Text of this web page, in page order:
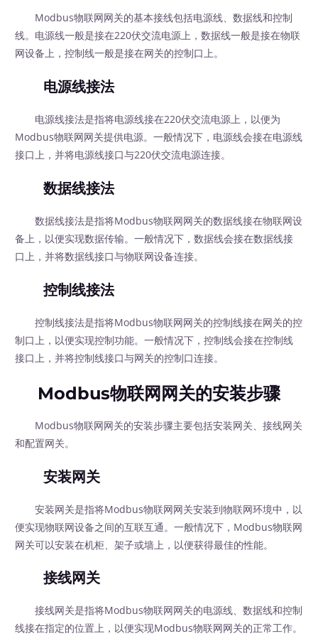
Modbus物联网网关的基本接线包括电源线、数据线和控制
线。电源线一般是接在220伏交流电源上，数据线一般是接在物联
网设备上，控制线一般是接在网关的控制口上。
电源线接法
电源线接法是指将电源线接在220伏交流电源上，以便为
Modbus物联网网关提供电源。一般情况下，电源线会接在电源线
接口上，并将电源线接口与220伏交流电源连接。
数据线接法
数据线接法是指将Modbus物联网网关的数据线接在物联网设
备上，以便实现数据传输。一般情况下，数据线会接在数据线接
口上，并将数据线接口与物联网设备连接。
控制线接法
控制线接法是指将Modbus物联网网关的控制线接在网关的控
制口上，以便实现控制功能。一般情况下，控制线会接在控制线
接口上，并将控制线接口与网关的控制口连接。
Modbus物联网网关的安装步骤
Modbus物联网网关的安装步骤主要包括安装网关、接线网关
和配置网关。
安装网关
安装网关是指将Modbus物联网网关安装到物联网环境中，以
便实现物联网设备之间的互联互通。一般情况下，Modbus物联网
网关可以安装在机柜、架子或墙上，以便获得最佳的性能。
接线网关
接线网关是指将Modbus物联网网关的电源线、数据线和控制
线接在指定的位置上，以便实现Modbus物联网网关的正常工作。